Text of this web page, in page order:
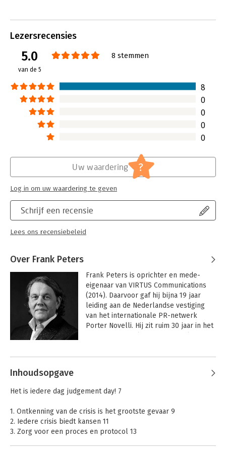
Lees verder
Lezersrecensies
5.0
van de 5
8 stemmen
8
0
0
0
0
Schrijf een recensie
Lees ons recensiebeleid
Uw waardering ?
Log in om uw waardering te geven
Over Frank Peters
Frank Peters is oprichter en mede-
eigenaar van VIRTUS Communications
(2014). Daarvoor gaf hij bijna 19 jaar
leiding aan de Nederlandse vestiging
van het internationale PR-netwerk
Porter Novelli. Hij zit ruim 30 jaar in het
issuemanagement en
strategisch advies aan opdrachtgevers
in het bedrijfsleven, non-profit en de
overheid. Daarnaast adviseert hij
individuele bestuurders en family
offices.
Frank is onder meer lid van de raad van
Andere boeken door Frank Peters
Inhoudsopgave
Het is iedere dag judgement day! 7
1. Ontkenning van de crisis is het grootste gevaar 9
2. Iedere crisis biedt kansen 11
3. Zorg voor een proces en protocol 13